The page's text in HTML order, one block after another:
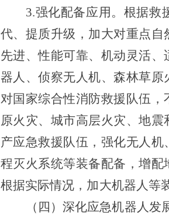
3.强化配备应用。根据救
代、提质升级，加大对重点
先进、性能可靠、机动灵活
器人、侦察无人机、森林草
对国家综合性消防救援队伍
原火灾、城市高层火灾、地
产应急救援队伍，强化无人
程灭火系统等装备配备，增
根据实际情况，加大机器人等
（四）深化应急机器人发